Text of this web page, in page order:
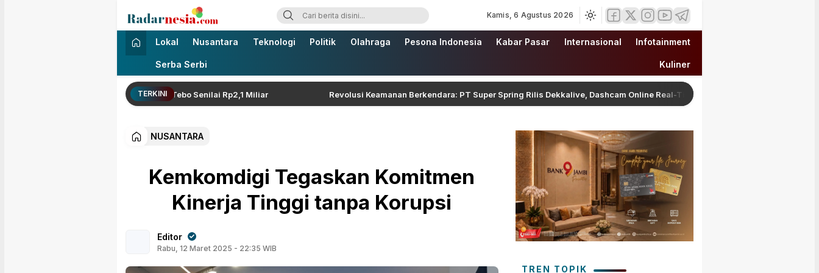
Radarnesia
Enak Dibaca
Kamis, 6 Agustus 2026
Lokal Nusantara Teknologi Politik Olahraga Pesona Indonesia Kabar Pasar Internasional Infotainment
Serba Serbi Kuliner
TERKINI
Kejati Jambi Terkait Kasus PUPR Tebo Senilai Rp2,1 Miliar Revolusi Keamanan Berkendara: PT Super Spring Rilis Dekkalive, Dashcam Online Real-Time Pintar
NUSANTARA
Kemkomdigi Tegaskan Komitmen
Kinerja Tinggi tanpa Korupsi
Editor
Rabu, 12 Maret 2025 - 22:35 WIB
TREN TOPIK